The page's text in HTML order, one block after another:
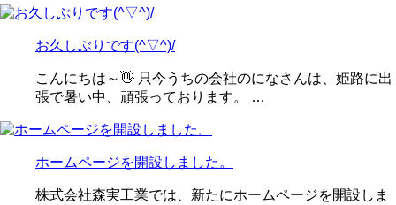
お久しぶりです(^▽^)/
こんにちは～👋 只今うちの会社のになさんは、姫路に出
張で暑い中、頑張っております。 …
ホームページを開設しました。
株式会社森実工業では、新たにホームページを開設しま